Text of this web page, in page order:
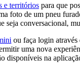
e territórios para que
foto de um pneu
seja conversacional,
ou faça login
uma nova
disponíveis na